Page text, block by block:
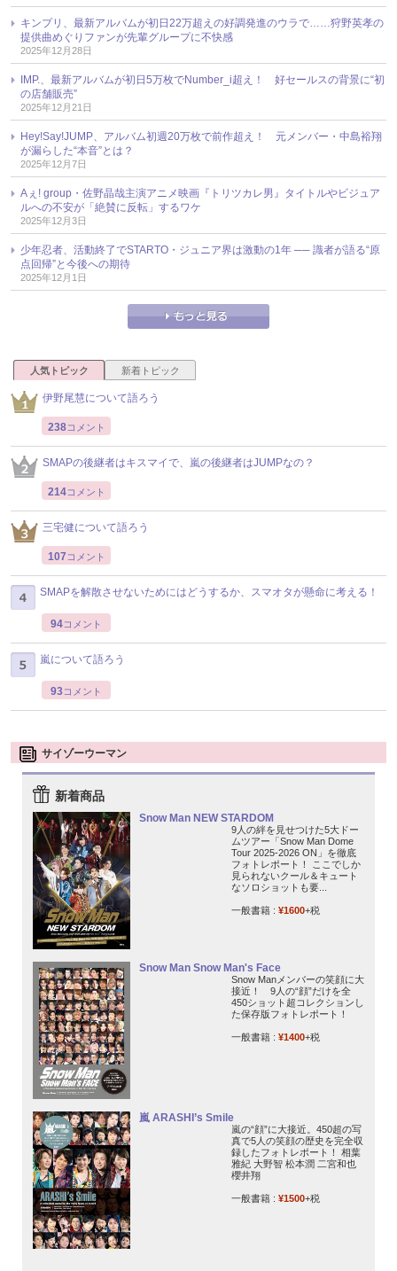
キンプリ、最新アルバムが初日22万超えの好調発進のウラで……狩野英孝の
提供曲めぐりファンが先輩グループに不快感
2025年12月28日
IMP.、最新アルバムが初日5万枚でNumber_i超え！ 好セールスの背景に“初
の店舗販売”
2025年12月21日
Hey!Say!JUMP、アルバム初週20万枚で前作超え！ 元メンバー・中島裕翔
が漏らした“本音”とは？
2025年12月7日
Aぇ! group・佐野晶哉主演アニメ映画『トリツカレ男』タイトルやビジュア
ルへの不安が「絶賛に反転」するワケ
2025年12月3日
少年忍者、活動終了でSTARTO・ジュニア界は激動の1年 ── 識者が語る“原
点回帰”と今後への期待
2025年12月1日
人気トピック 新着トピック
伊野尾慧について語ろう
238コメント
SMAPの後継者はキスマイで、嵐の後継者はJUMPなの？
214コメント
三宅健について語ろう
107 コメント
SMAPを解散させないためにはどうするか、スマオタが懸命に考える！
94コメント
嵐について語ろう
93コメント
サイゾーウーマン
新着商品
Snow Man NEW STARDOM
9人の絆を見せつけた5大ドー
ムツアー「Snow Man Dome
Tour 2025-2026 ON」を徹底
フォトレポート！ ここでしか
見られないクール＆キュート
なソロショットも要...
一般書籍 : ¥1600+税
Snow Man Snow Man's Face
Snow Manメンバーの笑顔に大
接近！ 9人の“顔”だけを全
450ショット超コレクションし
た保存版フォトレポート！
一般書籍 : ¥1400+税
嵐 ARASHI’s Smile
嵐の“顔”に大接近。450超の写
真で5人の笑顔の歴史を完全収
録したフォトレポート！ 相葉
雅紀 大野智 松本潤 二宮和也
櫻井翔
一般書籍 : ¥1500+税